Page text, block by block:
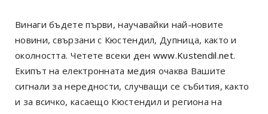
Винаги бъдете първи, научавайки най-новите
новини, свързани с Кюстендил, Дупница, както и
околността. Четете всеки ден www.Kustendil.net.
Екипът на електронната медия очаква Вашите
сигнали за нередности, случващи се събития, както
и за всичко, касаещо Кюстендил и региона на